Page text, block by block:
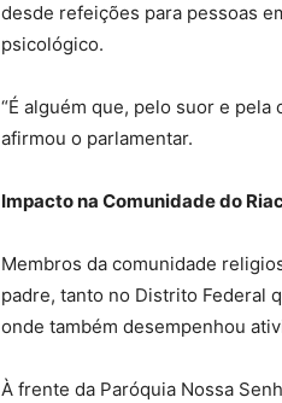
desde refeições para pessoas
psicológico.
“É alguém que, pelo suor e
afirmou o parlamentar.
Impacto na Comunidade do
Membros da comunidade
padre, tanto no Distrito Federal
onde também desempenhou
À frente da Paróquia Nossa